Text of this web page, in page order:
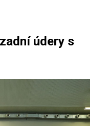
údery s